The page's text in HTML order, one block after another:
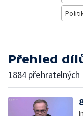
Přehled
1884 přehratelných